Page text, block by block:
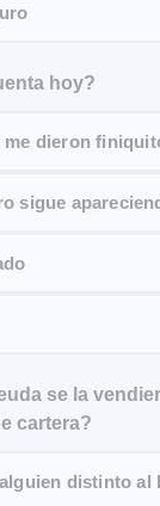
hoy?
me dieron
sigue
se la
cartera?
distinto al